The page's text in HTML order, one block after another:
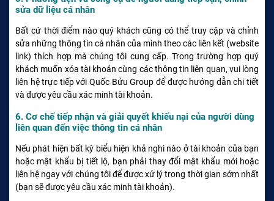
sửa dữ liệu cá nhân
Bất cứ thời điểm nào quý khách cũng có thể truy cập và chỉnh
sửa những thông tin cá nhân của mình theo các liên kết (website
link) thích hợp mà chúng tôi cung cấp. Trong trường hợp quý
khách muốn xóa tài khoản cùng các thông tin liên quan, vui lòng
liên hệ trực tiếp với Quốc Bửu Group để được hướng dẫn chi tiết
và được yêu cầu xác minh tài khoản.
6. Cơ chế tiếp nhận và giải quyết khiếu nại của người dùng
liên quan đến việc thông tin cá nhân
Nếu phát hiện bất kỳ biểu hiện khả nghi nào ở tài khoản của bạn
hoặc mật khẩu bị tiết lộ, bạn phải thay đổi mật khẩu mới hoặc
liên hệ ngay với chúng tôi để được xử lý trong thời gian sớm nhất
(bạn sẽ được yêu cầu xác minh tài khoản).